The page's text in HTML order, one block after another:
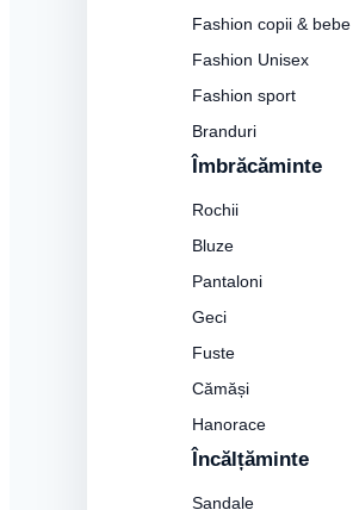
Fashion copii & bebe
Fashion Unisex
Fashion sport
Branduri
Îmbrăcăminte
Rochii
Bluze
Pantaloni
Geci
Fuste
Cămăși
Hanorace
Încălțăminte
Sandale